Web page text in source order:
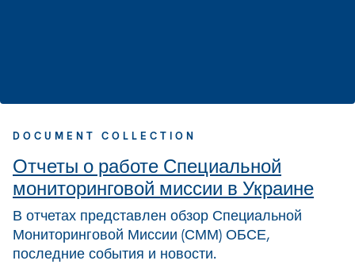
DOCUMENT COLLECTION
Отчеты о работе Специальной
мониторинговой миссии в Украине
В отчетах представлен обзор Специальной
Мониторинговой Миссии (СММ) ОБСЕ,
последние события и новости.